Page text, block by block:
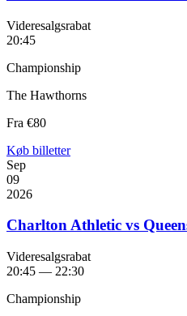
Videresalgsrabat
20:45
Championship
The Hawthorns
Fra €80
Køb billetter
Sep
09
2026
Charlton Athletic vs
Videresalgsrabat
20:45 — 22:30
Championship